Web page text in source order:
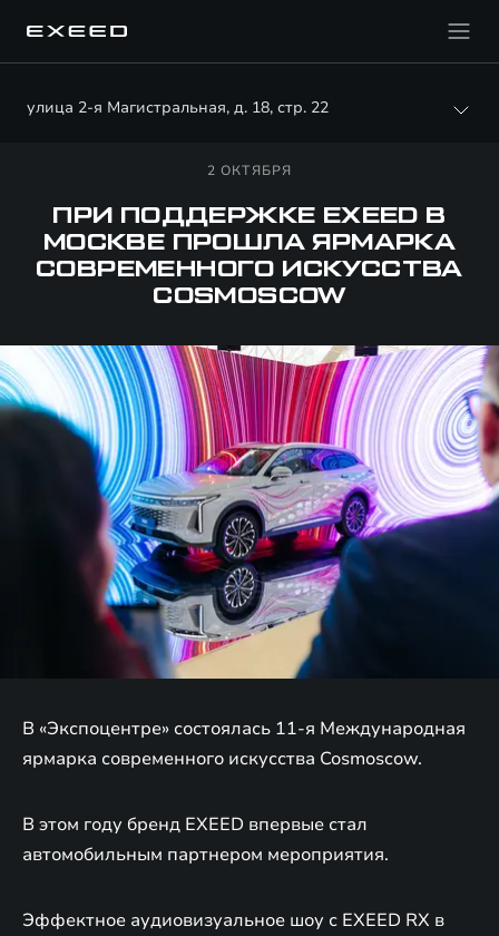
улица 2-я Магистральная, д. 18, стр. 22
2 ОКТЯБРЯ
ПРИ ПОДДЕРЖКЕ EXEED В
МОСКВЕ ПРОШЛА ЯРМАРКА
СОВРЕМЕННОГО ИСКУССТВА
COSMOSCOW
В «Экспоцентре» состоялась 11-я Международная
ярмарка современного искусства Cosmoscow.
В этом году бренд EXEED впервые стал
автомобильным партнером мероприятия.
Эффектное аудиовизуальное шоу с EXEED RX в